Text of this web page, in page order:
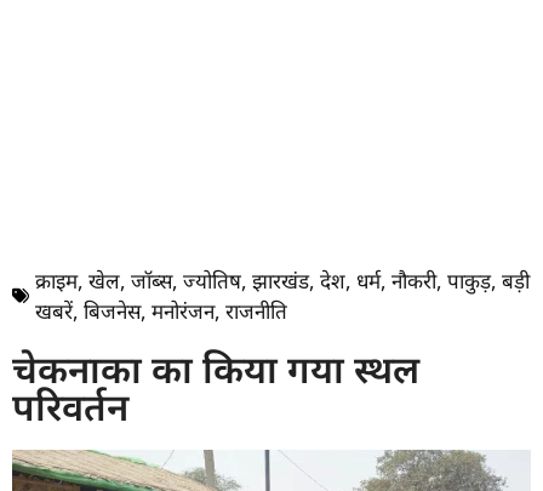
क्राइम, खेल, जॉब्स, ज्योतिष, झारखंड, देश, धर्म, नौकरी, पाकुड़, बड़ी
खबरें, बिजनेस, मनोरंजन, राजनीति
चेकनाका का किया गया स्थल
परिवर्तन